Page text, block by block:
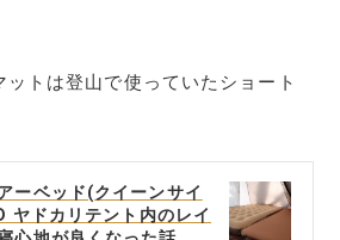
トは登山で使っていたショート
ーベッド(クイーンサイ
ヤドカリテント内のレイ